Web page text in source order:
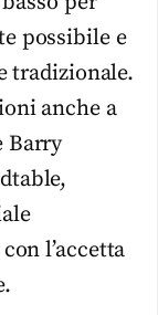
possibile e
tradizionale.
anche a
Barry
l’accetta